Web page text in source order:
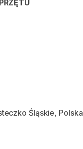
Śląskie, Polska